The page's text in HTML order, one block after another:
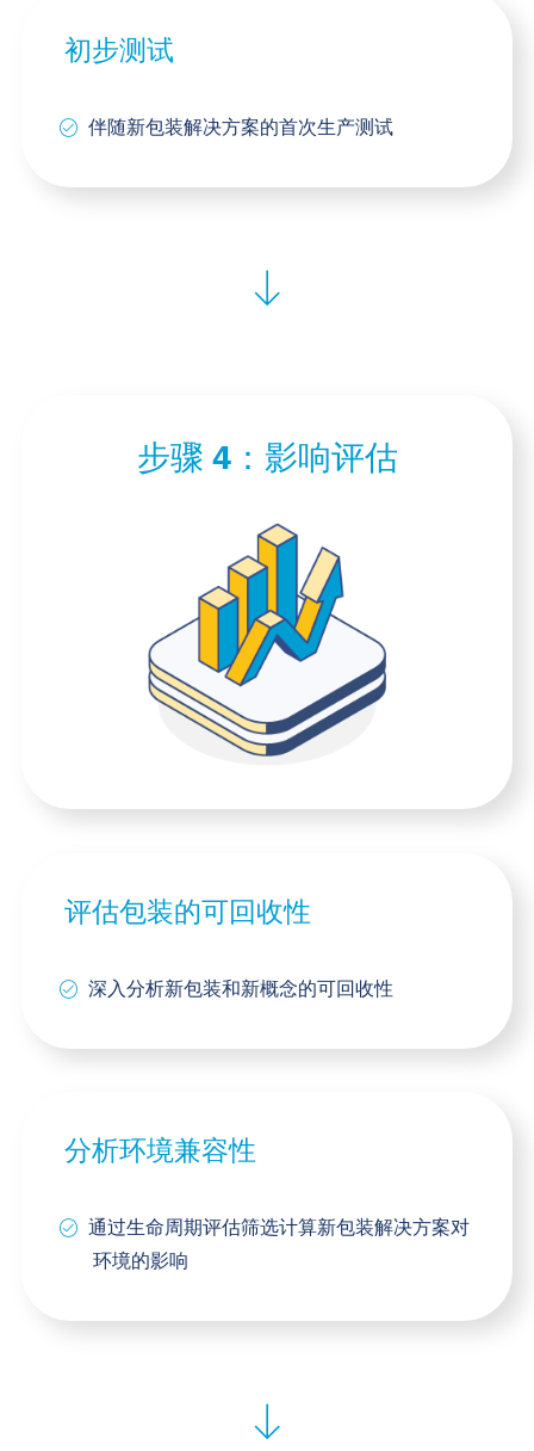
初步测试
伴随新包装解决方案的首次生产测试
步骤 4： 影响评估
评估包装的可回收性
深入分析新包装和新概念的可回收性
分析环境兼容性
通过生命周期评估筛选计算新包装解决方案对
环境的影响